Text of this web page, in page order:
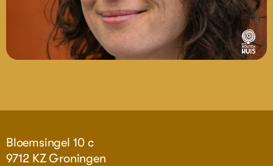
Alle huisgenoten
Bloemsingel 10 c
9712 KZ Groningen